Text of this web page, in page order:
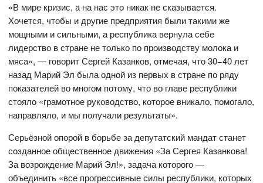
«В мире кризис, а на нас это никак не сказывается.
Хочется, чтобы и другие предприятия были такими же
мощными и сильными, а республика вернула себе
лидерство в стране не только по производству молока и
мяса», — говорит Сергей Казанков, отмечая, что 30−40 лет
назад Марий Эл была одной из первых в стране по ряду
показателей во многом потому, что во главе республики
стояло «грамотное руководство, которое вникало, помогало,
направляло, и мы получали результаты».
Серьёзной опорой в борьбе за депутатский мандат станет
созданное общественное движения «За Сергея Казанкова!
За возрождение Марий Эл!», задача которого —
объединить «все прогрессивные силы республики, которых